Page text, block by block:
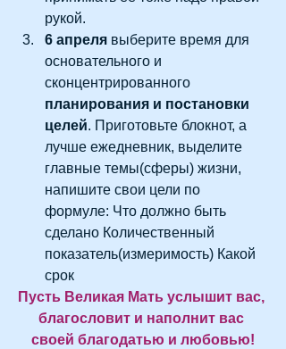
рукой.
6 апреля выберите время для
основательного и
сконцентрированного
планирования и постановки
целей. Приготовьте блокнот, а
лучше ежедневник, выделите
главные темы(сферы) жизни,
напишите свои цели по
формуле: Что должно быть
сделано Количественный
показатель(измеримость) Какой
срок
Пусть Великая Мать услышит вас,
благословит и наполнит вас
своей благодатью и любовью!